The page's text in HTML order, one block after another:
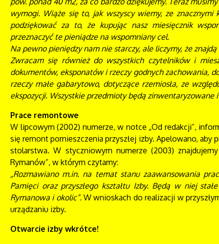
wymogi. Wiąże się to, jak wszyscy wiemy, ze
podziękować za to, że kupując nasz miesięcznik
przeznaczyć te pieniądze na wspomniany cel.
Na pewno pieniędzy nam nie starczy, ale liczymy, że
Zwracam się również do wszystkich czytelników i
dokumentów, eksponatów i rzeczy godnych zachowania,
rzeczy małe gabarytowo, dotyczące rzemiosła, ze
ekspozycji. Wszystkie przedmioty będą zinwentaryzowane
Prace remontowe
W lipcowym (2002) numerze, w notce „Od redakcji”,
się remont pomieszczenia przyszłej izby. Apelowano, aby
stolarstwa. W styczniowym numerze (2003)
Rymanów”, w którym czytamy:
„Rozmawiano m.in. na temat stanu zaawansowania
Pamięci oraz przyszłego kształtu Izby. Będą w niej
Rymanowa i okolic”.W wnioskach do realizacji w
urządzaniu izby.
Otwarcie izby wkrótce!